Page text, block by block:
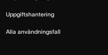
Uppgiftshantering
Alla användningsfall